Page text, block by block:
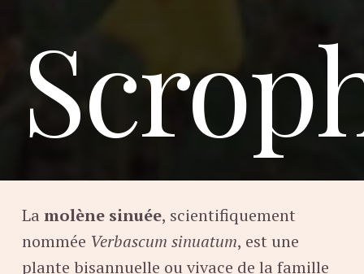
La molène sinuée, scientifiquement
nommée Verbascum sinuatum, est une
plante bisannuelle ou vivace de la famille